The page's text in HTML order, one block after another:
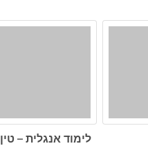
לימוד אנגלית – טין